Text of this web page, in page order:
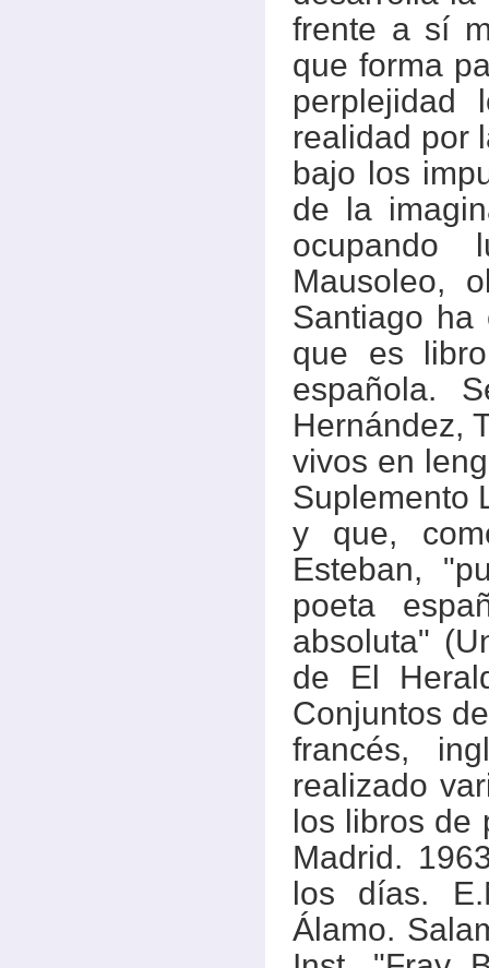
frente a sí
que forma
perplejidad
realidad por
bajo los
de la
ocupando
Mausoleo,
Santiago
que es
española.
Hernández,
vivos en
Suplemento
y que,
Esteban,
poeta
absoluta"
de El
Conjuntos
francés,
realizado
los libros de
Madrid.
los días.
Álamo.